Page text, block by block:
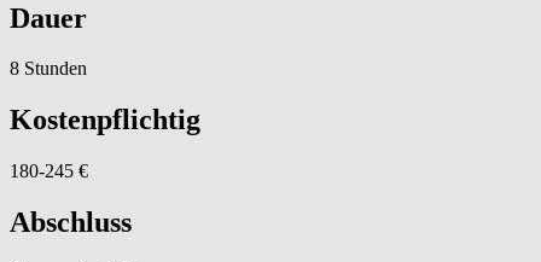
Dauer
8 Stunden
Kostenpflichtig
180-245 €
Abschluss